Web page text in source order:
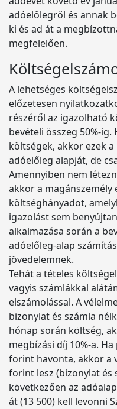
adóelőlegről és annak
ki és ad át a
megfelelően.
A lehetséges
előzetesen
részéről az igazolható
bevételi összeg 50%-
költségek, akkor ezek
adóelőleg alapját, de
Amennyiben nem
akkor a magánszemély
költséghányadot,
igazolást sem
alkalmazása során a
adóelőleg-alap
jövedelemnek.
Tehát a tételes
vagyis számlákkal
elszámolással. A
bizonylat és számla
hónap során költség,
megbízási díj 10%-a.
forint havonta, akkor a
forint lesz (bizonylat és
következően az
át (13 500) kell levonni